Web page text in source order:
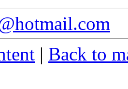
| Back to